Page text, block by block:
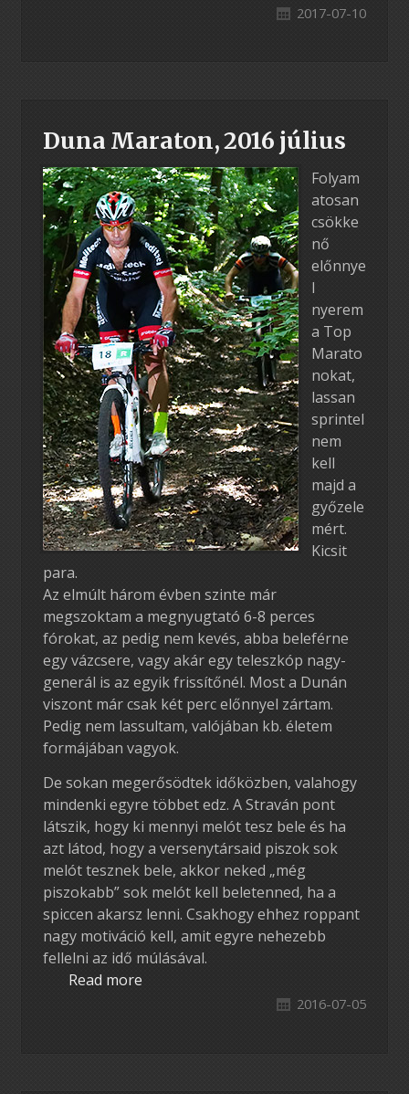
2017-07-10
Duna Maraton, 2016 július
Folyam
atosan
csökke
nő
előnnye
l
nyerem
a Top
Marato
nokat,
lassan
sprintel
nem
kell
majd a
győzele
mért.
Kicsit
para.
Az elmúlt három évben szinte már
megszoktam a megnyugtató 6-8 perces
fórokat, az pedig nem kevés, abba beleférne
egy vázcsere, vagy akár egy teleszkóp nagy-
generál is az egyik frissítőnél. Most a Dunán
viszont már csak két perc előnnyel zártam.
Pedig nem lassultam, valójában kb. életem
formájában vagyok.
De sokan megerősödtek időközben, valahogy
mindenki egyre többet edz. A Straván pont
látszik, hogy ki mennyi melót tesz bele és ha
azt látod, hogy a versenytársaid piszok sok
melót tesznek bele, akkor neked „még
piszokabb” sok melót kell beletenned, ha a
spiccen akarsz lenni. Csakhogy ehhez roppant
nagy motiváció kell, amit egyre nehezebb
fellelni az idő múlásával.
Read more
2016-07-05